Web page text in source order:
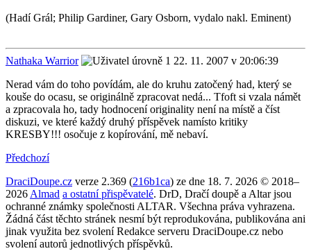
(Hadí Grál; Philip Gardiner, Gary Osborn, vydalo nakl. Eminent)
Nathaka Warrior
22. 11. 2007 v 20:06:39
Nerad vám do toho povídám, ale do kruhu zatočený had, který se
kouše do ocasu, se originálně zpracovat nedá... Tfoft si vzala námět
a zpracovala ho, tady hodnocení originality není na místě a číst
diskuzi, ve které každý druhý příspěvek namísto kritiky
KRESBY!!! osočuje z kopírování, mě nebaví.
Předchozí
DraciDoupe.cz verze 2.369 (216b1ca) ze dne 18. 7. 2026 © 2018–
2026 Almad a ostatní přispěvatelé. DrD, Dračí doupě a Altar jsou
ochranné známky společnosti ALTAR. Všechna práva vyhrazena.
Žádná část těchto stránek nesmí být reprodukována, publikována ani
jinak využita bez svolení Redakce serveru DraciDoupe.cz nebo
svolení autorů jednotlivých příspěvků.